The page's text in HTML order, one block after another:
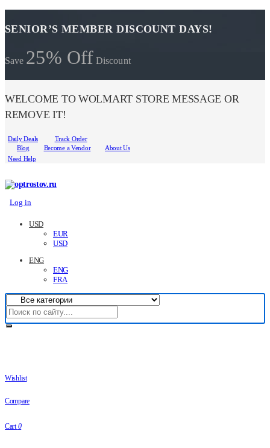
SENIOR’S MEMBER DISCOUNT DAYS!
Save 25% Off Discount
WELCOME TO WOLMART STORE MESSAGE OR
REMOVE IT!
Daily Deals
Track Order
Blog
Become a Vendor
About Us
Need Help
Log in
USD
EUR
USD
ENG
ENG
FRA
Wishlist
Compare
Cart 0